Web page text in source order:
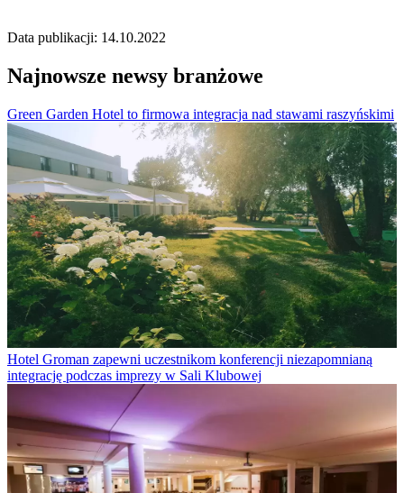
Data publikacji: 14.10.2022
Najnowsze newsy branżowe
Green Garden Hotel to firmowa integracja nad stawami raszyńskimi
Hotel Groman zapewni uczestnikom konferencji niezapomnianą
integrację podczas imprezy w Sali Klubowej